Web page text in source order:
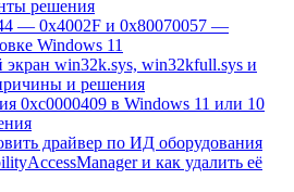
решения
— 0x4002F и 0x80070057 —
Windows 11
win32k.sys, win32kfull.sys и
и решения
0xc0000409 в Windows 11 или 10
драйвер по ИД оборудования
и как удалить её